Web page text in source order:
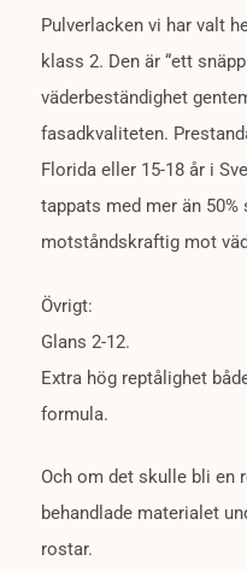
Pulverlacken vi har valt
klass 2. Den är “ett
väderbeständighet
fasadkvaliteten.
Florida eller 15-18 år i
tappats med mer än 50%
motståndskraftig mot
Övrigt:
Glans 2-12.
Extra hög reptålighet
formula.
Och om det skulle bli en
behandlade materialet
rostar.